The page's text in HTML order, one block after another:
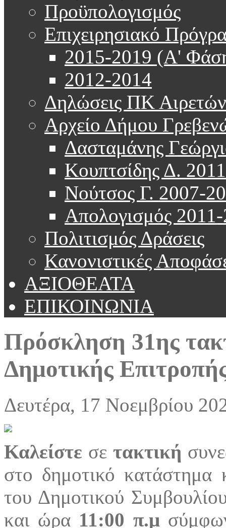
Προϋπολογισμός
Επιχειρησιακό
2015-2019 (Α'
2012-2014
Δηλώσεις ΠΚ Αιρετών
Αρχείο Δήμου
Δασταμάνης
Κουπτσίδης Δ.
Νούτσος Γ. 2007-
Απολογισμός
Πολιτισμός Δράσεις
Κανονιστικές
ΑΞΙΟΘΕΑΤΑ
ΕΠΙΚΟΙΝΩΝΙΑ
Πρόσκληση 31ης
Δημοτικής
Δευτέρα, 17 Νοεμβρίου
Καλείστε σε τακτική
στο δημοτικό κατάστημα
του Δημοτικού
και ώρα 11:00 π.μ